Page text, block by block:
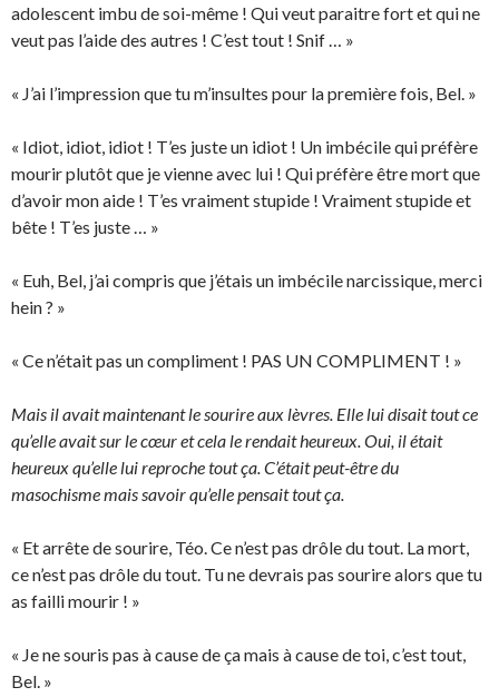
adolescent imbu de soi-même ! Qui veut paraitre fort et qui ne
veut pas l’aide des autres ! C’est tout ! Snif … »
« J’ai l’impression que tu m’insultes pour la première fois, Bel. »
« Idiot, idiot, idiot ! T’es juste un idiot ! Un imbécile qui préfère
mourir plutôt que je vienne avec lui ! Qui préfère être mort que
d’avoir mon aide ! T’es vraiment stupide ! Vraiment stupide et
bête ! T’es juste … »
« Euh, Bel, j’ai compris que j’étais un imbécile narcissique, merci
hein ? »
« Ce n’était pas un compliment ! PAS UN COMPLIMENT ! »
Mais il avait maintenant le sourire aux lèvres. Elle lui disait tout ce
qu’elle avait sur le cœur et cela le rendait heureux. Oui, il était
heureux qu’elle lui reproche tout ça. C’était peut-être du
masochisme mais savoir qu’elle pensait tout ça.
« Et arrête de sourire, Téo. Ce n’est pas drôle du tout. La mort,
ce n’est pas drôle du tout. Tu ne devrais pas sourire alors que tu
as failli mourir ! »
« Je ne souris pas à cause de ça mais à cause de toi, c’est tout,
Bel. »